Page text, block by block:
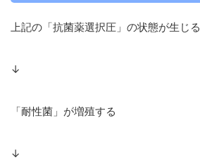
上記の「抗菌薬選択圧」の状態が生じる
↓
「耐性菌」が増殖する
↓